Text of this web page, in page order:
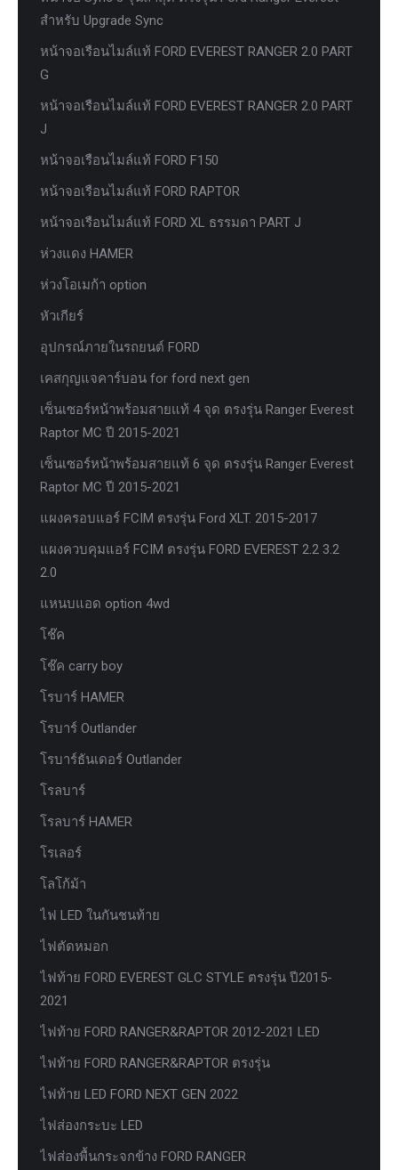
สำหรับ Upgrade Sync
หน้าจอเรือนไมล์แท้ FORD EVEREST RANGER 2.0 PART
G
หน้าจอเรือนไมล์แท้ FORD EVEREST RANGER 2.0 PART
J
หน้าจอเรือนไมล์แท้ FORD F150
หน้าจอเรือนไมล์แท้ FORD RAPTOR
หน้าจอเรือนไมล์แท้ FORD XL ธรรมดา PART J
ห่วงแดง HAMER
ห่วงโอเมก้า option
หัวเกียร์
อุปกรณ์ภายในรถยนต์ FORD
เคสกุญแจคาร์บอน for ford next gen
เซ็นเซอร์หน้าพร้อมสายแท้ 4 จุด ตรงรุ่น Ranger Everest
Raptor MC ปี 2015-2021
เซ็นเซอร์หน้าพร้อมสายแท้ 6 จุด ตรงรุ่น Ranger Everest
Raptor MC ปี 2015-2021
แผงครอบแอร์ FCIM ตรงรุ่น Ford XLT. 2015-2017
แผงควบคุมแอร์ FCIM ตรงรุ่น FORD EVEREST 2.2 3.2
2.0
แหนบแอด option 4wd
โช๊ค
โช๊ค carry boy
โรบาร์ HAMER
โรบาร์ Outlander
โรบาร์ธันเดอร์ Outlander
โรลบาร์
โรลบาร์ HAMER
โรเลอร์
โลโก้ม้า
ไฟ LED ในกันชนท้าย
ไฟตัดหมอก
ไฟท้าย FORD EVEREST GLC STYLE ตรงรุ่น ปี2015-
2021
ไฟท้าย FORD RANGER&RAPTOR 2012-2021 LED
ไฟท้าย FORD RANGER&RAPTOR ตรงรุ่น
ไฟท้าย LED FORD NEXT GEN 2022
ไฟส่องกระบะ LED
ไฟส่องพื้นกระจกข้าง FORD RANGER